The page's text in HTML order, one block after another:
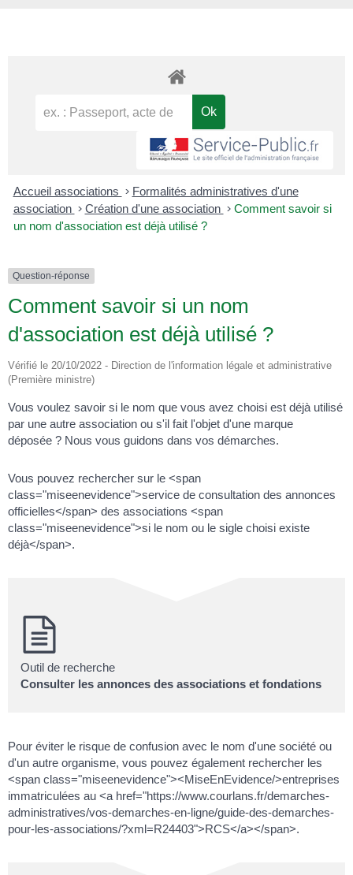
Accueil associations > Formalités administratives d'une
association > Création d'une association > Comment savoir si
un nom d'association est déjà utilisé ?
Question-réponse
Comment savoir si un nom
d'association est déjà utilisé ?
Vérifié le 20/10/2022 - Direction de l'information légale et administrative
(Première ministre)
Vous voulez savoir si le nom que vous avez choisi est déjà utilisé
par une autre association ou s'il fait l'objet d'une marque
déposée ? Nous vous guidons dans vos démarches.
Vous pouvez rechercher sur le <span
class="miseenevidence">service de consultation des annonces
officielles</span> des associations <span
class="miseenevidence">si le nom ou le sigle choisi existe
déjà</span>.
Outil de recherche
Consulter les annonces des associations et fondations
Pour éviter le risque de confusion avec le nom d'une société ou
d'un autre organisme, vous pouvez également rechercher les
<span class="miseenevidence"><MiseEnEvidence/>entreprises
immatriculées au <a href="https://www.courlans.fr/demarches-
administratives/vos-demarches-en-ligne/guide-des-demarches-
pour-les-associations/?xml=R24403">RCS</a></span>.